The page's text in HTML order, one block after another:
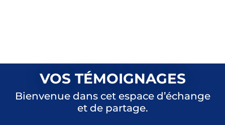
VOS TÉMOIGNAGES
Bienvenue dans cet espace d’échange
et de partage.